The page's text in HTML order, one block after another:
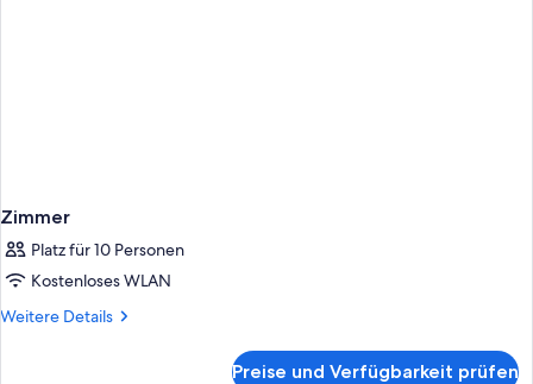
Zimmer
Platz für 10 Personen
Kostenloses WLAN
Weitere Details
Weitere
Preise und Verfügbarkeit prüfen